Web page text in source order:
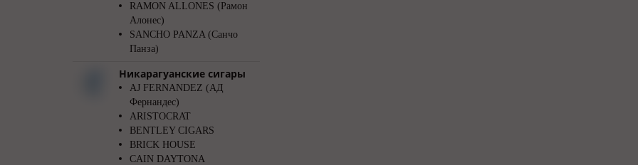
RAMON ALLONES (Рамон
Алонес)
SANCHO PANZA (Санчо
Панза)
Никарагуанские сигары
AJ FERNANDEZ (АД
Фернандес)
ARISTOCRAT
BENTLEY CIGARS
BRICK HOUSE
CAIN DAYTONA